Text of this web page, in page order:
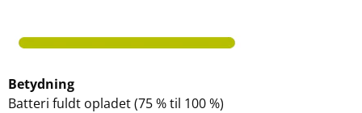
Betydning
Batteri fuldt opladet (75 % til 100 %)